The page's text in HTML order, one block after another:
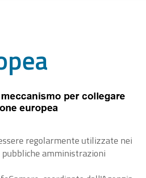
regolarmente utilizzate nei
amministrazioni